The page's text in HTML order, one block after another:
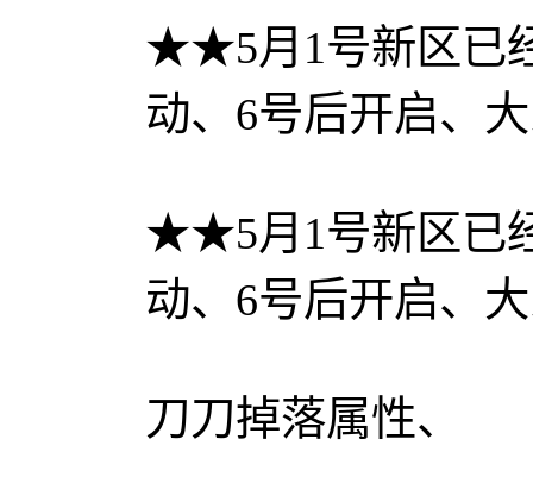
★★5月1号新区已
动、6号后开启、
★★5月1号新区已
动、6号后开启、
刀刀掉落属性、